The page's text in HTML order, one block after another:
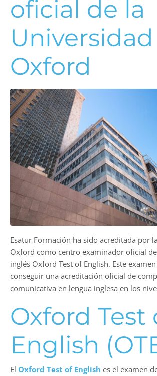
oficial de la
Oxford
Esatur Formación ha sido acreditada por
Oxford como centro examinador oficial
inglés Oxford Test of English. Este
conseguir una acreditación oficial de
comunicativa en lengua inglesa en los
Oxford Test
English
El Oxford Test of English es el examen